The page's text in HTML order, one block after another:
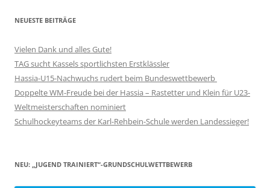
NEUESTE BEITRÄGE
Vielen Dank und alles Gute!
TAG sucht Kassels sportlichsten Erstklässler
Hassia-U15-Nachwuchs rudert beim Bundeswettbewerb
Doppelte WM-Freude bei der Hassia – Rastetter und Klein für U23-
Weltmeisterschaften nominiert
Schulhockeyteams der Karl-Rehbein-Schule werden Landessieger!
NEU: „JUGEND TRAINIERT“-GRUNDSCHULWETTBEWERB